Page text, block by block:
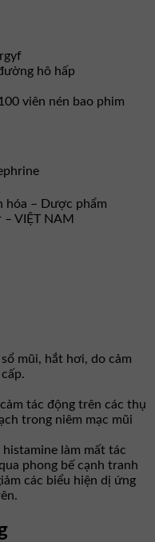
hô hấp
viên nén bao phim
hóa – Dược phẩm
– VIỆT NAM
mũi, hắt hơi, do cảm
tác động trên các thụ
trong niêm mạc mũi
làm mất tác
phong bế cạnh tranh
các biểu hiện dị ứng